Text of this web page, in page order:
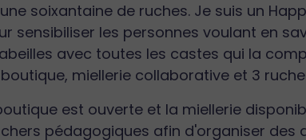
une soixantaine de ruches. Je suis un
sensibiliser les personnes voulant en
avec toutes les castes qui la
miellerie collaborative et 3
est ouverte et la miellerie
pédagogiques afin d'organiser des